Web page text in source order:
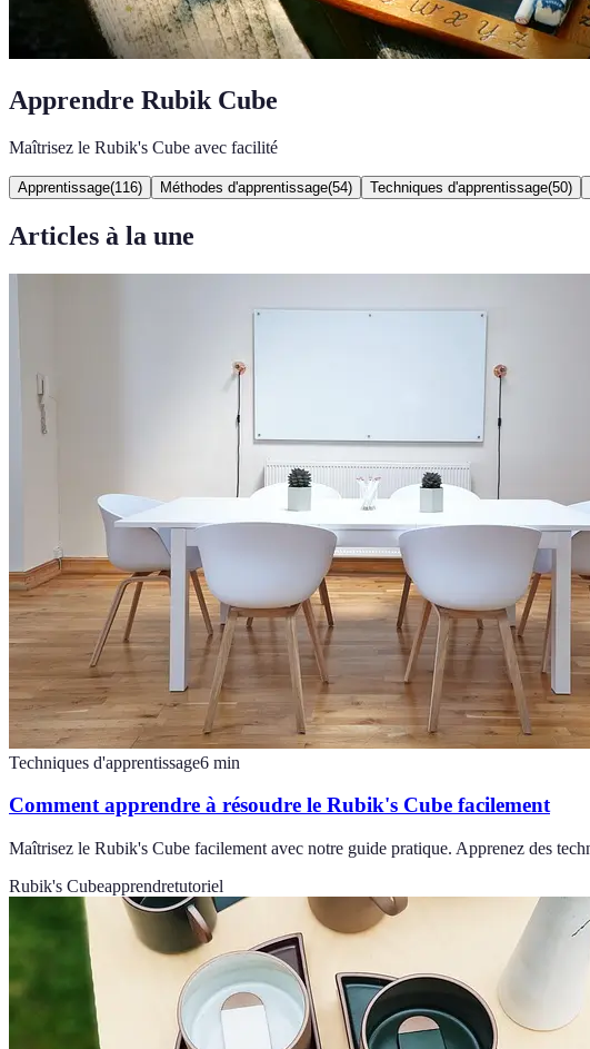
Apprendre Rubik Cube
Maîtrisez le Rubik's Cube avec facilité
Apprentissage(116) Méthodes d'apprentissage(54) Techniques d'apprentissage(50)
Articles à la une
Techniques d'apprentissage6 min
Comment apprendre à résoudre le Rubik's Cube facilement
Maîtrisez le Rubik's Cube facilement avec notre guide pratique. Apprenez des
Rubik's Cubeapprendretutoriel